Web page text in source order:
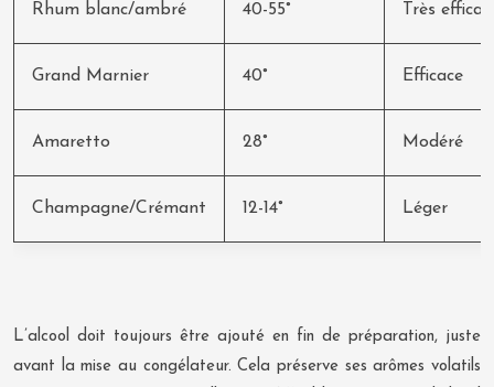
Rhum blanc/ambré 40-55° Très
Grand Marnier 40° Efficace
Amaretto 28° Modéré
Champagne/Crémant 12-14° Léger
L’alcool doit toujours être ajouté en fin de préparation, juste
avant la mise au congélateur. Cela préserve ses arômes volatils